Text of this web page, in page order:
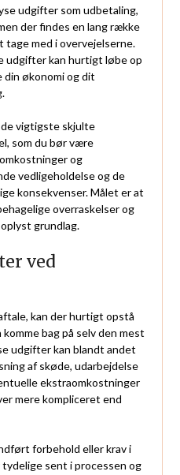
udgifter som udbetaling,
der findes en lang række
med i overvejelserne.
udgifter kan hurtigt løbe op
økonomi og dit
vigtigste skjulte
som du bør være
og
vedligeholdelse og de
konsekvenser. Målet er at
overraskelser og
grundlag.
ved
kan der hurtigt opstå
bag på selv den mest
udgifter kan blandt andet
af skøde, udarbejdelse
ekstraomkostninger
mere kompliceret end
forbehold eller krav i
sent i processen og